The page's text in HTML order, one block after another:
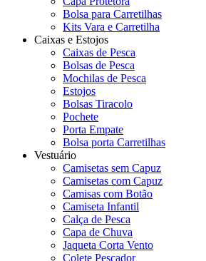
Bolsa para Carretilhas
Kits Vara e Carretilha
Caixas e Estojos
Caixas de Pesca
Bolsas de Pesca
Mochilas de Pesca
Estojos
Bolsas Tiracolo
Pochete
Porta Empate
Bolsa porta Carretilhas
Vestuário
Camisetas sem Capuz
Camisetas com Capuz
Camisas com Botão
Camiseta Infantil
Calça de Pesca
Capa de Chuva
Jaqueta Corta Vento
Colete Pescador